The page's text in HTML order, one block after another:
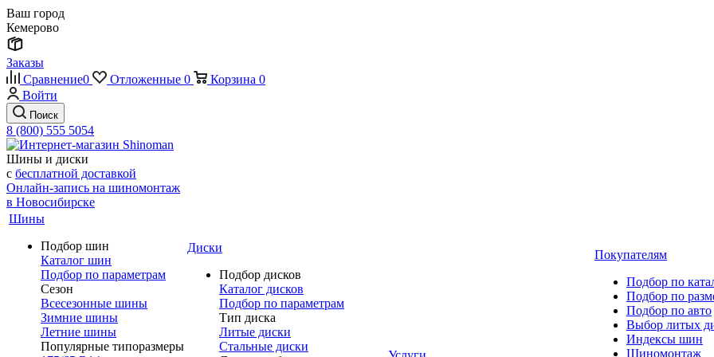
Ваш город
Кемерово
Заказы
Сравнение0 Отложенные 0 Корзина 0
Войти
Поиск
8 (800) 555 5054
Шины и диски
с бесплатной доставкой
Онлайн-запись на шиномонтаж
в Новосибирске
Шины
Подбор шин
Каталог шин
Подбор по параметрам
Сезон
Всесезонные шины
Зимние шины
Летние шины
Популярные типоразмеры
Диски
Подбор дисков
Каталог дисков
Подбор по параметрам
Тип диска
Литые диски
Стальные диски
Покупателям
Подбор по
Подбор по
Подбор по авто
Выбор литых
Индексы шин
Шиномонтаж